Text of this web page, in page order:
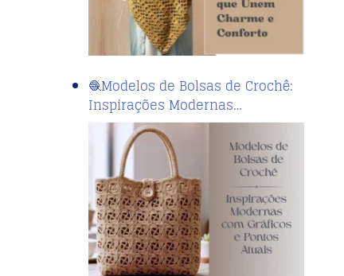
🧶Modelos de Bolsas de Crochê:
Inspirações Modernas…